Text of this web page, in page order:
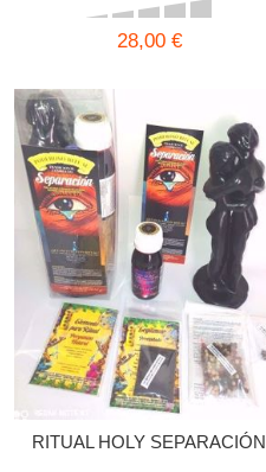
28,00 €
RITUAL HOLY SEPARACIÓN